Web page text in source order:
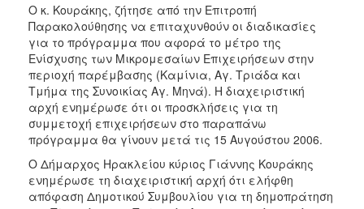
ΤΟΠΟΣ
ΠΟΛΙΤΙΣΜΟΣ
ΑΝΘΕΚΤΙΚΗ
ΠΟΛΗ
Ο κ. Κουράκης, ζήτησε από την Επιτροπή
Παρακολούθησης να επιταχυνθούν οι διαδικασίες
για το πρόγραμμα που αφορά το μέτρο της
Ενίσχυσης των Μικρομεσαίων Επιχειρήσεων στην
περιοχή παρέμβασης (Καμίνια, Αγ. Τριάδα και
Τμήμα της Συνοικίας Αγ. Μηνά). Η διαχειριστική
αρχή ενημέρωσε ότι οι προσκλήσεις για τη
συμμετοχή επιχειρήσεων στο παραπάνω
πρόγραμμα θα γίνουν μετά τις 15 Αυγούστου 2006.
Ο Δήμαρχος Ηρακλείου κύριος Γιάννης Κουράκης
ενημέρωσε τη διαχειριστική αρχή ότι ελήφθη
απόφαση Δημοτικού Συμβουλίου για τη δημοπράτηση